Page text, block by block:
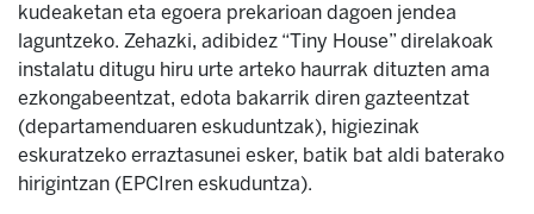
kudeaketan eta egoera prekarioan dagoen jendea
laguntzeko. Zehazki, adibidez “Tiny House” direlakoak
instalatu ditugu hiru urte arteko haurrak dituzten ama
ezkongabeentzat, edota bakarrik diren gazteentzat
(departamenduaren eskuduntzak), higiezinak
eskuratzeko erraztasunei esker, batik bat aldi baterako
hirigintzan (EPCIren eskuduntza).